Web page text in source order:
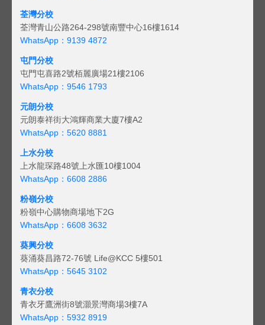
荃灣分校
荃灣青山公路264-298號南豐中心16樓1614
WhatsApp：9139 4872
屯門分校
屯門屯喜路2號栢麗廣場21樓2106
WhatsApp：9546 1793
元朗分校
元朗泰祥街大鴻輝商業大廈7樓A2
WhatsApp：5620 8881
上水分校
上水龍琛路48號上水匯10樓1004
WhatsApp：6608 2886
粉嶺分校
粉嶺中心購物商場地下2G
WhatsApp：6608 3632
葵興分校
葵涌葵昌路72-76號 Life@KCC 5樓501
WhatsApp：5645 3102
青衣分校
青衣牙鷹洲街8號灝景灣商場3樓7A
WhatsApp：5932 8919